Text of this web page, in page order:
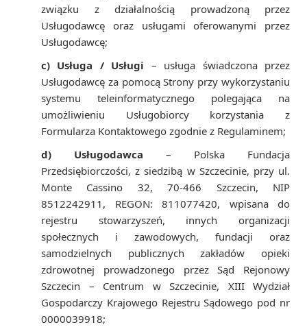
związku z działalnością prowadzoną przez
Usługodawcę oraz usługami oferowanymi przez
Usługodawcę;
c) Usługa / Usługi – usługa świadczona przez
Usługodawcę za pomocą Strony przy wykorzystaniu
systemu teleinformatycznego polegająca na
umożliwieniu Usługobiorcy korzystania z
Formularza Kontaktowego zgodnie z Regulaminem;
d) Usługodawca – Polska Fundacja
Przedsiębiorczości, z siedzibą w Szczecinie, przy ul.
Monte Cassino 32, 70-466 Szczecin, NIP
8512242911, REGON: 811077420, wpisana do
rejestru stowarzyszeń, innych organizacji
społecznych i zawodowych, fundacji oraz
samodzielnych publicznych zakładów opieki
zdrowotnej prowadzonego przez Sąd Rejonowy
Szczecin – Centrum w Szczecinie, XIII Wydział
Gospodarczy Krajowego Rejestru Sądowego pod nr
0000039918;